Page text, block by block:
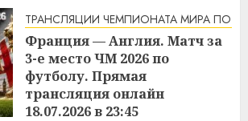
ТРАНСЛЯЦИИ ЧЕМПИОНАТА МИРА ПО
Франция — Англия. Матч за
3-е место ЧМ 2026 по
футболу. Прямая
трансляция онлайн
18.07.2026 в 23:45